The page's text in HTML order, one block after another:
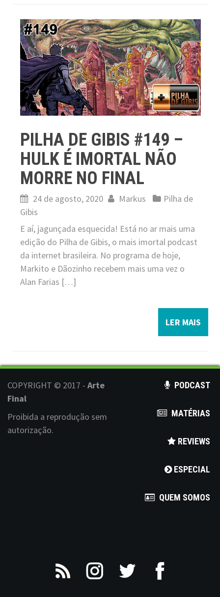
PILHA DE GIBIS #149 –
HULK É IMORTAL NÃO
MORRE NO FINAL
24 de agosto, 2020 Markus
Pilha de
Gibis
E aí, jagunçada esquecida! Está no ar mais uma
edição do Pilha de Gibis, o mais imortal podcast
da internet brasileira. No programa de hoje,
Markito e Dãozinho recebem mais uma vez o
Alan Farias […]
LER MAIS
COPYRIGHT © 2017 - Arte
Final
Proibida a reprodução sem
autorização.
PODCAST
MATÉRIAS
REVIEWS
ESPECIAL
QUEM SOMOS